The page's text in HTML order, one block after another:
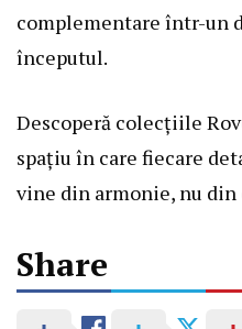
complementare într-un
începutul.
Descoperă colecțiile
spațiu în care fiecare
vine din armonie, nu din
Share